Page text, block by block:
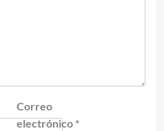
Correo
electrónico *